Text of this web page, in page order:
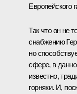
Европейского
Так что он не
снабжению
но
сфере, в
известно,
горняки. И,